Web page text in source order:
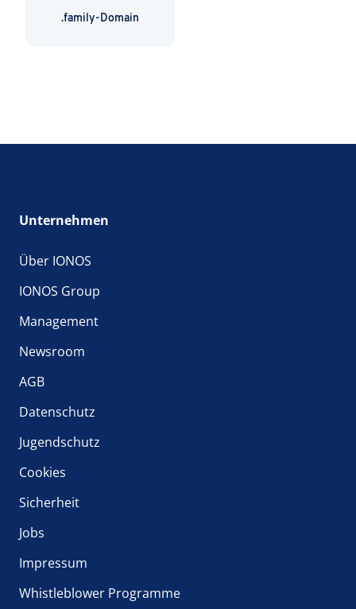
.family-Domain
Unternehmen
Über IONOS
IONOS Group
Management
Newsroom
AGB
Datenschutz
Jugendschutz
Cookies
Sicherheit
Jobs
Impressum
Whistleblower Programme